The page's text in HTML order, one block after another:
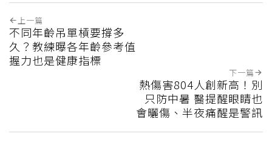
上一篇
不同年齡吊單槓要撐多
久？教練曝各年齡參考值
握力也是健康指標
下一篇
熱傷害804人創新高！別
只防中暑 醫提醒眼睛也
會曬傷、半夜痛醒是警訊